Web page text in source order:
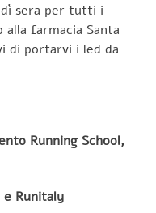
sera per tutti i
farmacia Santa
di portarvi i led da
Running School,
Runitaly